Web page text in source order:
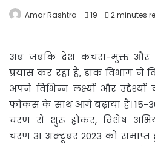
Amar Rashtra 19 2 minutes
अब जबकि देश कचरा-मुक्त और
प्रयास कर रहा है, डाक विभाग ने
अपने विभिन्न लक्ष्यों और उद्देश्यों
फोकस के साथ आगे बढ़ाया है। 15-
चरण से शुरू होकर, विशेष
चरण 31 अक्टूबर 2023 को